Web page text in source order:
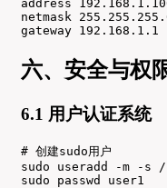
address
netmask
gateway 192.168.1.1
六、安全与权
6.1 用户认证系统
# 创建sudo用户
sudo useradd -m -s
sudo passwd user1